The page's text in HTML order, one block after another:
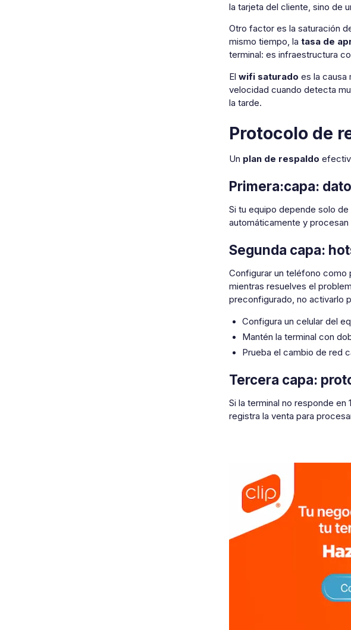
la tarjeta del cliente, sino de
Otro factor es la saturación
mismo tiempo, la tasa de
terminal: es infraestructura
El wifi saturado es la causa
velocidad cuando detecta
la tarde.
Protocolo de
Un plan de respaldo
Primera:capa:
Si tu equipo depende solo
automáticamente y
Segunda capa:
Configurar un teléfono como
mientras resuelves el
preconfigurado, no activarlo
Configura un celular del
Mantén la terminal con
Prueba el cambio de red
Tercera capa:
Si la terminal no responde
registra la venta para